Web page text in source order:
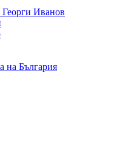
Георги Иванов
на България